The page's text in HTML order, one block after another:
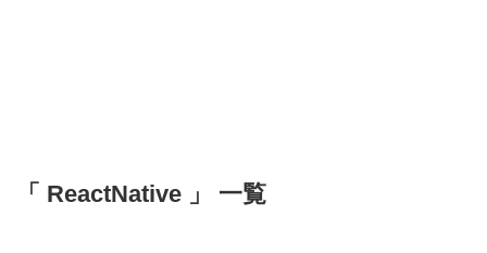
「 ReactNative 」 一覧